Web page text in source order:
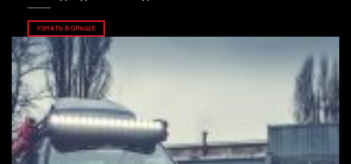
УЗНАТЬ БОЛЬШЕ